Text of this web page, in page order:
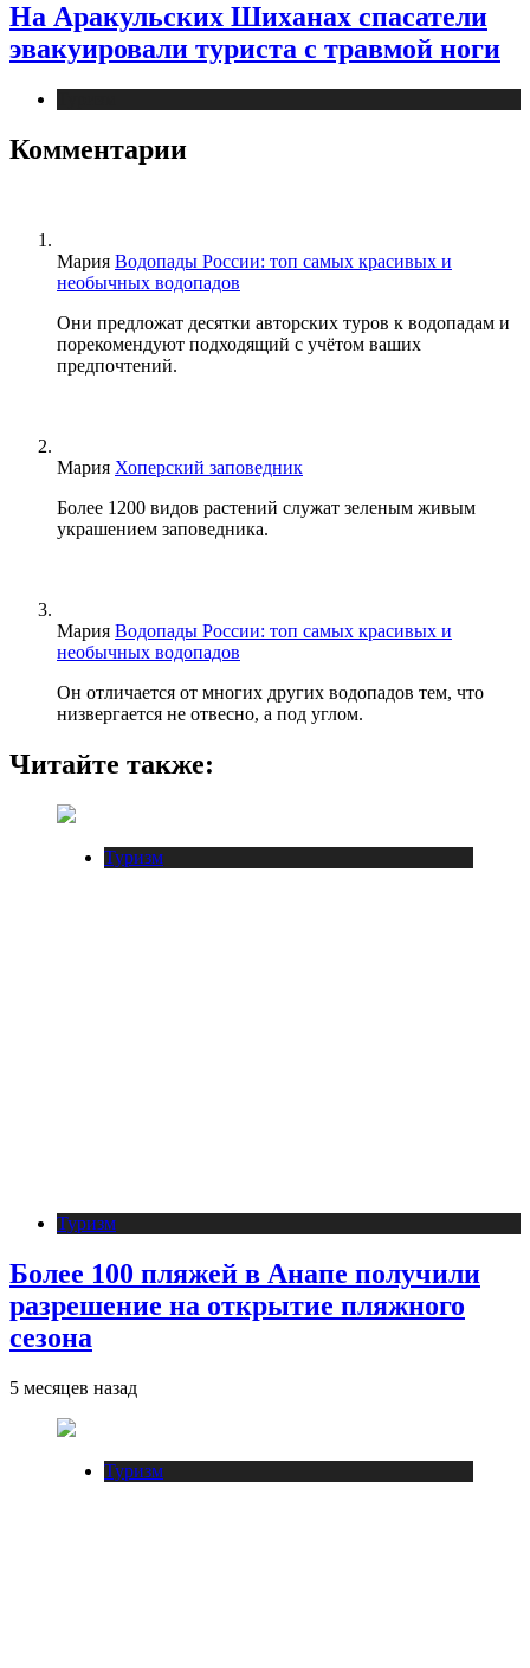
На Аракульских Шиханах спасатели
эвакуировали туриста с травмой ноги
Комментарии
Мария Водопады России: топ самых красивых и
необычных водопадов
Они предложат десятки авторских туров к водопадам и
порекомендуют подходящий с учётом ваших
предпочтений.
Мария Хоперский заповедник
Более 1200 видов растений служат зеленым живым
украшением заповедника.
Мария Водопады России: топ самых красивых и
необычных водопадов
Он отличается от многих других водопадов тем, что
низвергается не отвесно, а под углом.
Читайте также:
Туризм
Туризм
Более 100 пляжей в Анапе получили
разрешение на открытие пляжного
сезона
5 месяцев назад
Туризм